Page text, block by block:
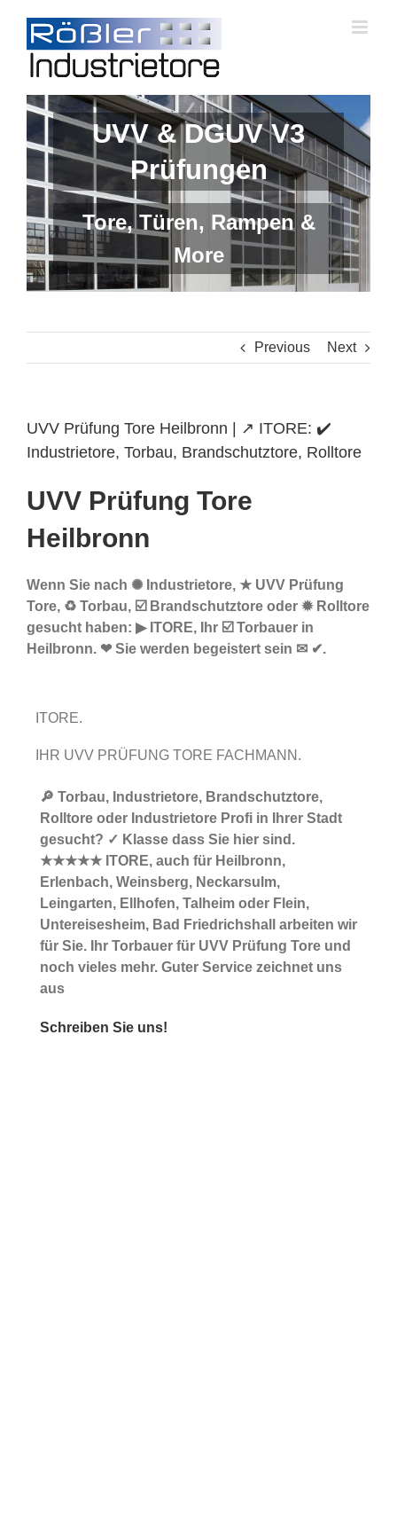
content
UVV & DGUV V3
Prüfungen
Tore, Türen, Rampen &
More
Previous Next
UVV Prüfung Tore Heilbronn | ↗️ ITORE: ✔️
Industrietore, Torbau, Brandschutztore, Rolltore
UVV Prüfung Tore
Heilbronn
Wenn Sie nach ✺ Industrietore, ★ UVV Prüfung
Tore, ♻ Torbau, ☑️ Brandschutztore oder ✹ Rolltore
gesucht haben: ▶︎ ITORE, Ihr ☑️ Torbauer in
Heilbronn. ❤ Sie werden begeistert sein ✉ ✔.
ITORE.
IHR UVV PRÜFUNG TORE FACHMANN.
🔎 Torbau, Industrietore, Brandschutztore,
Rolltore oder Industrietore Profi in Ihrer Stadt
gesucht? ✓ Klasse dass Sie hier sind.
★★★★★ ITORE, auch für Heilbronn,
Erlenbach, Weinsberg, Neckarsulm,
Leingarten, Ellhofen, Talheim oder Flein,
Untereisesheim, Bad Friedrichshall arbeiten wir
für Sie. Ihr Torbauer für UVV Prüfung Tore und
noch vieles mehr. Guter Service zeichnet uns
aus
Schreiben Sie uns!